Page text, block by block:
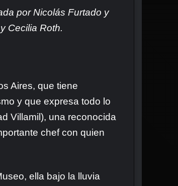
por Nicolás Furtado y
Cecilia Roth.
Aires, que tiene
y que expresa todo lo
Villamil), una reconocida
chef con quien
ella bajo la lluvia